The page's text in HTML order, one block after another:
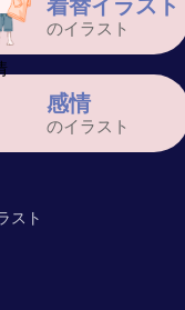
スト
着替イラスト
のイラスト
感情
のイラスト